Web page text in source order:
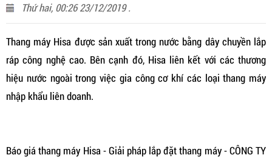
Thứ hai, 00:26 23/12/2019 .
Thang máy Hisa được sản xuất trong nước bằng dây chuyền lắp
ráp công nghệ cao. Bên cạnh đó, Hisa liên kết với các thương
hiệu nước ngoài trong việc gia công cơ khí các loại thang máy
nhập khẩu liên doanh.
Báo giá thang máy Hisa - Giải pháp lắp đặt thang máy - CÔNG TY